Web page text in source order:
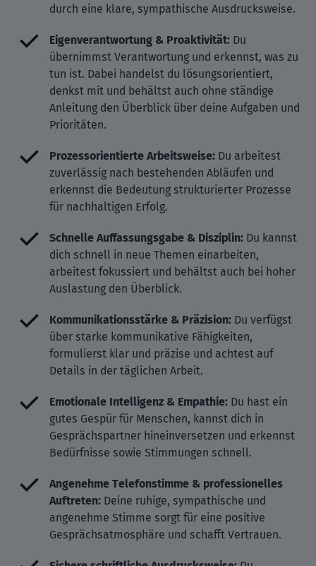
durch eine klare, sympathische Ausdrucksweise.
Eigenverantwortung & Proaktivität: Du
übernimmst Verantwortung und erkennst, was zu
tun ist. Dabei handelst du lösungsorientiert,
denkst mit und behältst auch ohne ständige
Anleitung den Überblick über deine Aufgaben und
Prioritäten.
Prozessorientierte Arbeitsweise: Du arbeitest
zuverlässig nach bestehenden Abläufen und
erkennst die Bedeutung strukturierter Prozesse
für nachhaltigen Erfolg.
Schnelle Auffassungsgabe & Disziplin: Du kannst
dich schnell in neue Themen einarbeiten,
arbeitest fokussiert und behältst auch bei hoher
Auslastung den Überblick.
Kommunikationsstärke & Präzision: Du verfügst
über starke kommunikative Fähigkeiten,
formulierst klar und präzise und achtest auf
Details in der täglichen Arbeit.
Emotionale Intelligenz & Empathie: Du hast ein
gutes Gespür für Menschen, kannst dich in
Gesprächspartner hineinversetzen und erkennst
Bedürfnisse sowie Stimmungen schnell.
Angenehme Telefonstimme & professionelles
Auftreten: Deine ruhige, sympathische und
angenehme Stimme sorgt für eine positive
Gesprächsatmosphäre und schafft Vertrauen.